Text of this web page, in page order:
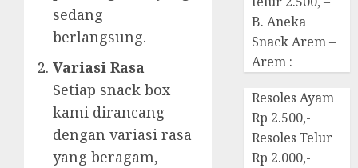
sedang
berlangsung.
Variasi Rasa
Setiap snack box
kami dirancang
dengan variasi rasa
yang beragam,
B. Aneka
Snack Arem –
Arem :
Resoles Ayam
Rp 2.500,-
Resoles Telur
Rp 2.000,-